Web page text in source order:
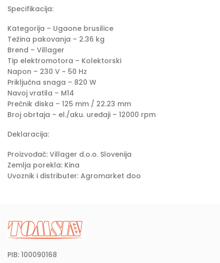
Specifikacija:
Kategorija – Ugaone brusilice
Težina pakovanja – 2.36 kg
Brend – Villager
Tip elektromotora – Kolektorski
Napon – 230 V ~ 50 Hz
Priključna snaga – 820 W
Navoj vratila – M14
Prečnik diska – 125 mm / 22.23 mm
Broj obrtaja – el./aku. uređaji – 12000 rpm
Deklaracija:
Proizvođač: Villager d.o.o. Slovenija
Zemlja porekla: Kina
Uvoznik i distributer: Agromarket doo
PIB: 100090168